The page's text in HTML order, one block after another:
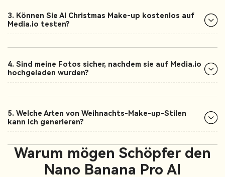
3. Können Sie AI Christmas Make-up kostenlos auf
Media.io testen?
4. Sind meine Fotos sicher, nachdem sie auf Media.io
hochgeladen wurden?
5. Welche Arten von Weihnachts-Make-up-Stilen
kann ich generieren?
Warum mögen Schöpfer den
Nano Banana Pro AI